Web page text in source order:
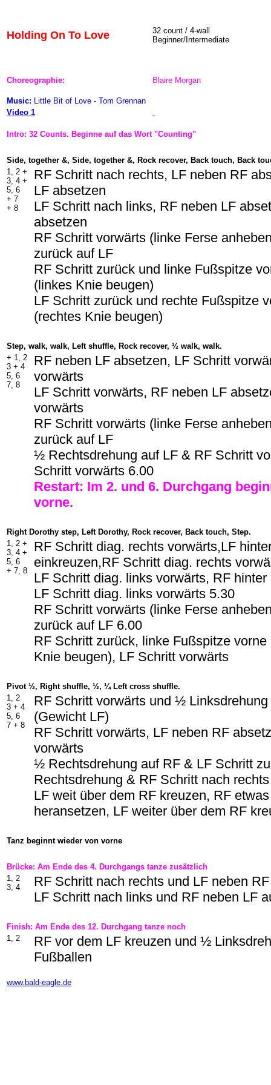
Holding On To Love
32 count / 4-wall
Beginner/Intermediate
Choreographie: Blaire Morgan
Music: Little Bit of Love - Tom Grennan
Video 1
Intro: 32 Counts. Beginne auf das Wort "Counting"
Side, together &, Side, together &, Rock recover, Back touch, Back
1, 2 +
3, 4 +
5, 6
+ 7
+ 8
RF Schritt nach rechts, LF neben RF
LF absetzen
LF Schritt nach links, RF neben LF
absetzen
RF Schritt vorwärts (linke Ferse
zurück auf LF
RF Schritt zurück und linke Fußspitze
(linkes Knie beugen)
LF Schritt zurück und rechte Fußspitze
(rechtes Knie beugen)
Step, walk, walk, Left shuffle, Rock recover, ½ walk, walk.
+ 1, 2
3 + 4
5, 6
7, 8
RF neben LF absetzen, LF Schritt
vorwärts
LF Schritt vorwärts, RF neben LF
vorwärts
RF Schritt vorwärts (linke Ferse
zurück auf LF
½ Rechtsdrehung auf LF & RF Schritt
Schritt vorwärts 6.00
Restart: Im 2. und 6. Durchgang
vorne.
Right Dorothy step, Left Dorothy, Rock recover, Back touch, Step.
1, 2 +
3, 4 +
5, 6
+ 7, 8
RF Schritt diag. rechts vorwärts,LF
einkreuzen,RF Schritt diag. rechts
LF Schritt diag. links vorwärts, RF
LF Schritt diag. links vorwärts 5.30
RF Schritt vorwärts (linke Ferse
zurück auf LF 6.00
RF Schritt zurück, linke Fußspitze
Knie beugen), LF Schritt vorwärts
Pivot ½, Right shuffle, ½, ¼ Left cross shuffle.
1, 2
3 + 4
5, 6
7 + 8
RF Schritt vorwärts und ½
(Gewicht LF)
RF Schritt vorwärts, LF neben RF
vorwärts
½ Rechtsdrehung auf RF & LF Schritt
Rechtsdrehung & RF Schritt nach
LF weit über dem RF kreuzen, RF
heransetzen, LF weiter über dem RF
Tanz beginnt wieder von vorne
Brücke: Am Ende des 4. Durchgangs tanze zusätzlich
1, 2
3, 4
RF Schritt nach rechts und LF neben
LF Schritt nach links und RF neben LF
Finish: Am Ende des 12. Durchgang tanze noch
1, 2
RF vor dem LF kreuzen und ½
Fußballen
www.bald-eagle.de